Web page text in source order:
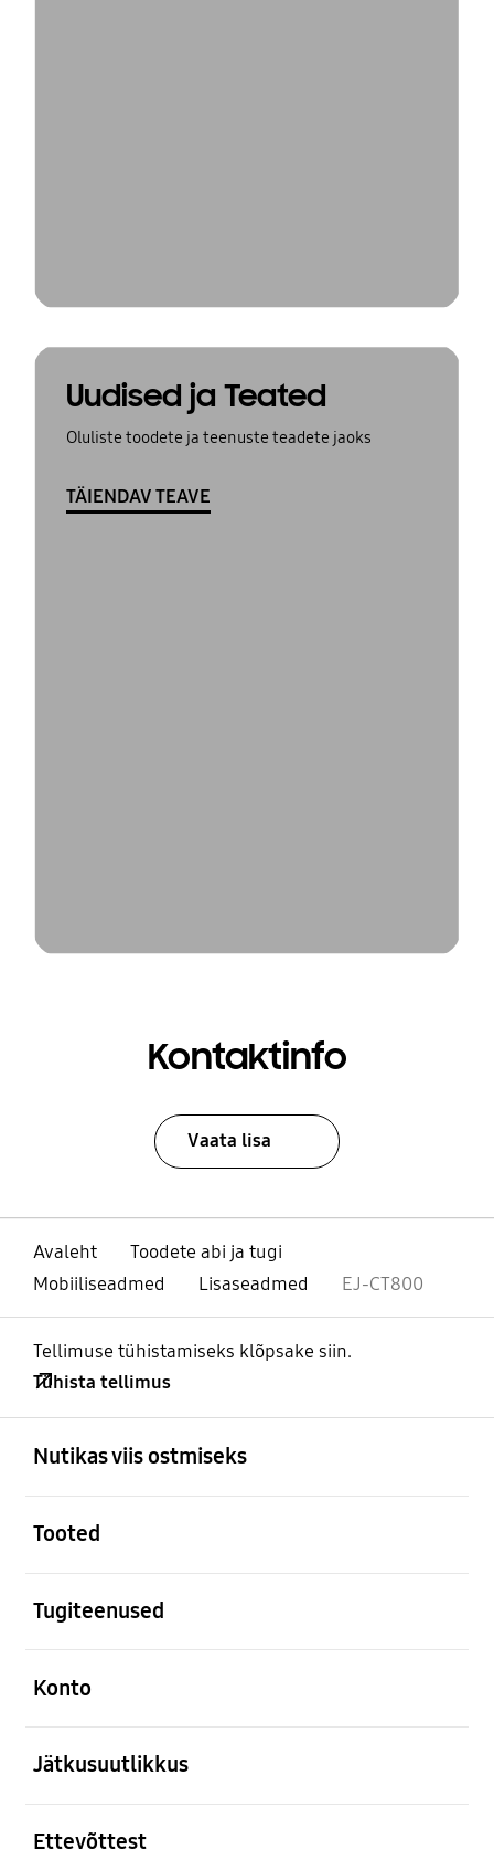
Uudised ja Teated
Oluliste toodete ja teenuste teadete jaoks
TÄIENDAV TEAVE
Kontaktinfo
Vaata lisa
Avaleht
Toodete abi ja tugi
Mobiiliseadmed
Lisaseadmed EJ-CT800
Tellimuse tühistamiseks klõpsake siin.
Tühista tellimus
Nutikas viis ostmiseks
Tooted
Tugiteenused
Konto
Jätkusuutlikkus
Ettevõttest